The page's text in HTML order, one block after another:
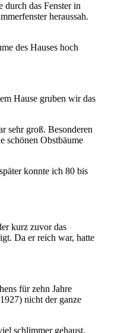
durch das Fenster in
heraussah.
des Hauses hoch
Hause gruben wir das
sehr groß. Besonderen
schönen Obstbäume
konnte ich 80 bis
kurz zuvor das
Da er reich war, hatte
für zehn Jahre
nicht der ganze
schlimmer gehaust,